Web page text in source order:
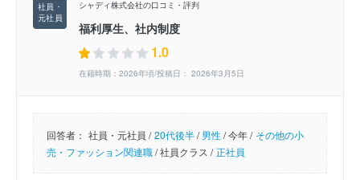
シャディ株式会社の口コミ・評判
福利厚生、社内制度
1.0
在籍時期：2026年頃/投稿日： 2026年3月5日
回答者： 社員・元社員 / 20代後半/男性/今年 / その他の小
売・ファッション関連職/社員クラス / 正社員